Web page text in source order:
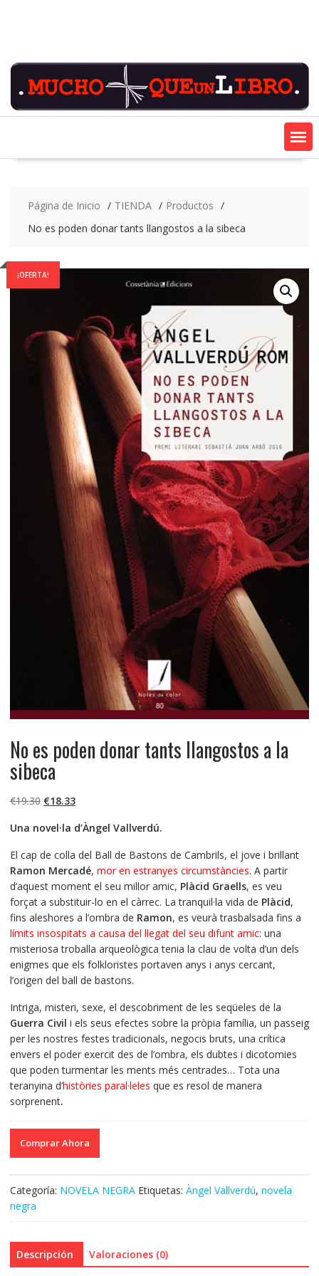
Página de Inicio TIENDA
Productos
No es poden donar tants llangostos a la sibeca
¡OFERTA!
No es poden donar tants llangostos a la
sibeca
€19.30 El
original
€19.30.
€18.33El
actual
€18.33.
Una novel·la d’Àngel Vallverdú.
El cap de colla del Ball de Bastons de Cambrils, el jove i brillant
Ramon Mercadé, mor en estranyes circumstàncies. A partir
d’aquest moment el seu millor amic, Plàcid Graells, es veu
forçat a substituir-lo en el càrrec. La tranquil·la vida de Plàcid,
fins aleshores a l’ombra de Ramon, es veurà trasbalsada fins a
límits insospitats a causa del llegat del seu difunt amic: una
misteriosa troballa arqueològica tenia la clau de volta d’un dels
enigmes que els folkloristes portaven anys i anys cercant,
l’origen del ball de bastons.
Intriga, misteri, sexe, el descobriment de les seqüeles de la
Guerra Civil i els seus efectes sobre la pròpia família, un passeig
per les nostres festes tradicionals, negocis bruts, una crítica
envers el poder exercit des de l’ombra, els dubtes i dicotomies
que poden turmentar les ments més centrades… Tota una
teranyina d’històries paral·leles que es resol de manera
sorprenent.
Comprar Ahora
Categoría: NOVELA NEGRA Etiquetas: Àngel Vallverdú, novela
negra
Descripción Valoraciones (0)